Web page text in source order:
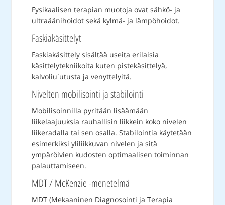
Fysikaalisen terapian muotoja ovat sähkö- ja
ultraäänihoidot sekä kylmä- ja lämpöhoidot.
Faskiakäsittelyt
Faskiakäsittely sisältää useita erilaisia
käsittelytekniikoita kuten pistekäsittelyä,
kalvoliu´utusta ja venyttelyitä.
Nivelten mobilisointi ja stabilointi
Mobilisoinnilla pyritään lisäämään
liikelaajuuksia rauhallisin liikkein koko nivelen
liikeradalla tai sen osalla. Stabilointia käytetään
esimerkiksi yliliikkuvan nivelen ja sitä
ympäröivien kudosten optimaalisen toiminnan
palauttamiseen.
MDT / McKenzie -menetelmä
MDT (Mekaaninen Diagnosointi ja Terapia